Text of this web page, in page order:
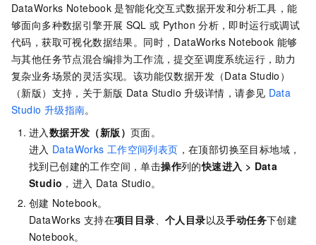
DataWorks Notebook 是智能化交互式数据开发和分析工具，能
够面向多种数据引擎开展 SQL 或 Python 分析，即时运行或调试
代码，获取可视化数据结果。同时，DataWorks Notebook 能够
与其他任务节点混合编排为工作流，提交至调度系统运行，助力
复杂业务场景的灵活实现。该功能仅数据开发（Data Studio）
（新版）支持，关于新版 Data Studio 升级详情，请参见 Data
Studio 升级指南。
进入数据开发（新版）页面。
进入 DataWorks 工作空间列表页 ，在顶部切换至目标地域，
找到已创建的工作空间，单击操作列的快速进入 > Data
Studio ，进入 Data Studio。
创建 Notebook。
DataWorks 支持在项目目录、个人目录以及手动任务下创建
Notebook。